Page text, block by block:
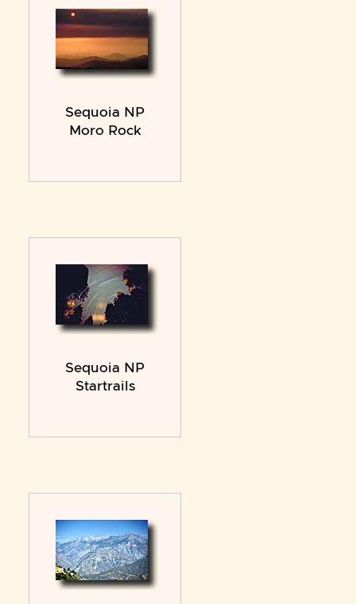
Sequoia NP
Moro Rock
Sequoia NP
Startrails